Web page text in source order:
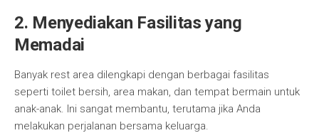
2. Menyediakan Fasilitas yang
Memadai
Banyak rest area dilengkapi dengan berbagai fasilitas
seperti toilet bersih, area makan, dan tempat bermain untuk
anak-anak. Ini sangat membantu, terutama jika Anda
melakukan perjalanan bersama keluarga.